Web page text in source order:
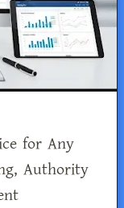
for Any
Authority